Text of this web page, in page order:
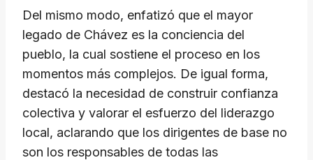
​Del mismo modo, enfatizó que el mayor
legado de Chávez es la conciencia del
pueblo, la cual sostiene el proceso en los
momentos más complejos. De igual forma,
destacó la necesidad de construir confianza
colectiva y valorar el esfuerzo del liderazgo
local, aclarando que los dirigentes de base no
son los responsables de todas las